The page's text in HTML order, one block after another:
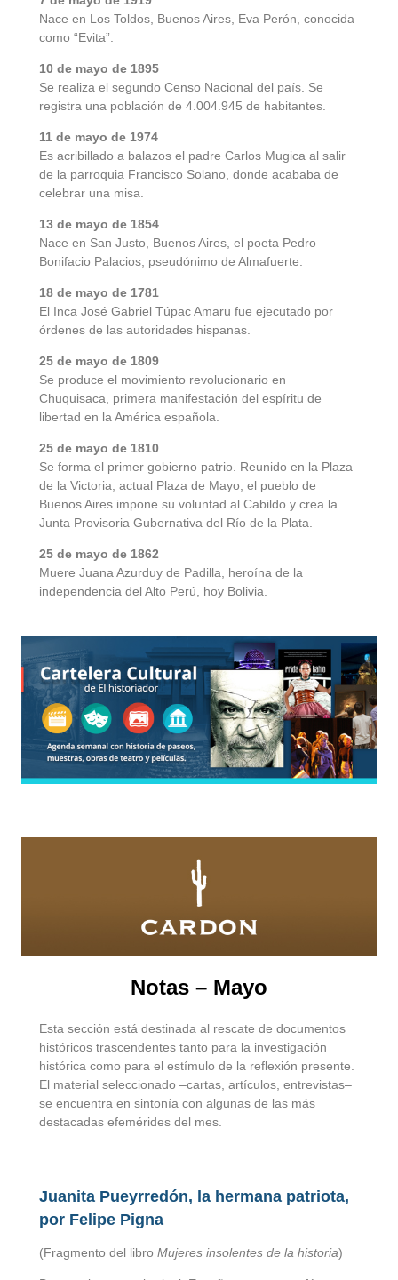
Nace en Los Toldos, Buenos Aires, Eva Perón, conocida
como “Evita”.
10 de mayo de 1895
Se realiza el segundo Censo Nacional del país. Se
registra una población de 4.004.945 de habitantes.
11 de mayo de 1974
Es acribillado a balazos el padre Carlos Mugica al salir
de la parroquia Francisco Solano, donde acababa de
celebrar una misa.
13 de mayo de 1854
Nace en San Justo, Buenos Aires, el poeta Pedro
Bonifacio Palacios, pseudónimo de Almafuerte.
18 de mayo de 1781
El Inca José Gabriel Túpac Amaru fue ejecutado por
órdenes de las autoridades hispanas.
25 de mayo de 1809
Se produce el movimiento revolucionario en
Chuquisaca, primera manifestación del espíritu de
libertad en la América española.
25 de mayo de 1810
Se forma el primer gobierno patrio. Reunido en la Plaza
de la Victoria, actual Plaza de Mayo, el pueblo de
Buenos Aires impone su voluntad al Cabildo y crea la
Junta Provisoria Gubernativa del Río de la Plata.
25 de mayo de 1862
Muere Juana Azurduy de Padilla, heroína de la
independencia del Alto Perú, hoy Bolivia.
Notas – Mayo
Esta sección está destinada al rescate de documentos
históricos trascendentes tanto para la investigación
histórica como para el estímulo de la reflexión presente.
El material seleccionado –cartas, artículos, entrevistas–
se encuentra en sintonía con algunas de las más
destacadas efemérides del mes.
Juanita Pueyrredón, la hermana patriota,
por Felipe Pigna
(Fragmento del libro Mujeres insolentes de la historia)